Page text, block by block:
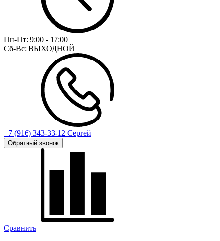
Пн-Пт: 9:00 - 17:00
Сб-Вс: ВЫХОДНОЙ
+7 (916) 343-33-12 Сергей
Обратный звонок
Сравнить